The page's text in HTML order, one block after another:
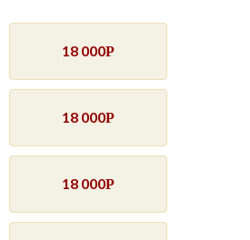
18 000Р
18 000Р
18 000Р